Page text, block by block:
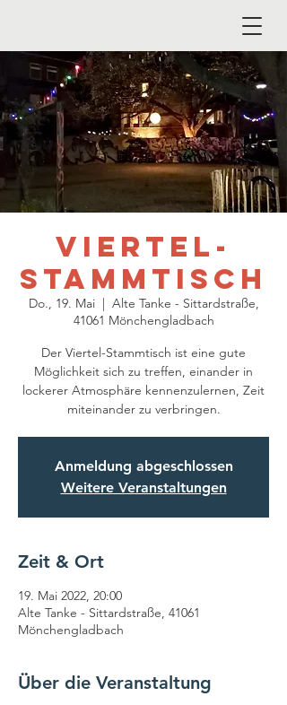
Viertel-
Stammtisch
Do., 19. Mai
  |
Alte Tanke - Sittardstraße,
41061 Mönchengladbach
Der Viertel-Stammtisch ist eine gute
Möglichkeit sich zu treffen, einander in
lockerer Atmosphäre kennenzulernen, Zeit
miteinander zu verbringen.
Anmeldung abgeschlossen
Weitere Veranstaltungen
Zeit & Ort
19. Mai 2022, 20:00
Alte Tanke - Sittardstraße, 41061
Mönchengladbach
Über die Veranstaltung